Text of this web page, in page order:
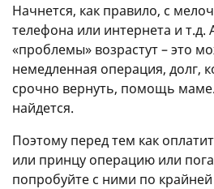
Начнется, как правило, с
телефона или интернета и
«проблемы» возрастут – это
немедленная операция, долг,
срочно вернуть, помощь
найдется.
Поэтому перед тем как
или принцу операцию или
попробуйте с ними по